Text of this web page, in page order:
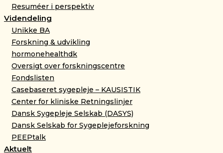
Resuméer i perspektiv
Videndeling
Unikke BA
Forskning & udvikling
hormonehealthdk
Oversigt over forskningscentre
Fondslisten
Casebaseret sygepleje – KAUSISTIK
Center for kliniske Retningslinjer
Dansk Sygepleje Selskab (DASYS)
Dansk Selskab for Sygeplejeforskning
PEEPtalk
Aktuelt